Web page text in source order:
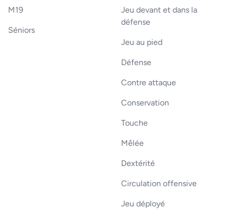
M19
Séniors
Jeu devant et dans la
défense
Jeu au pied
Défense
Contre attaque
Conservation
Touche
Mêlée
Dextérité
Circulation offensive
Jeu déployé